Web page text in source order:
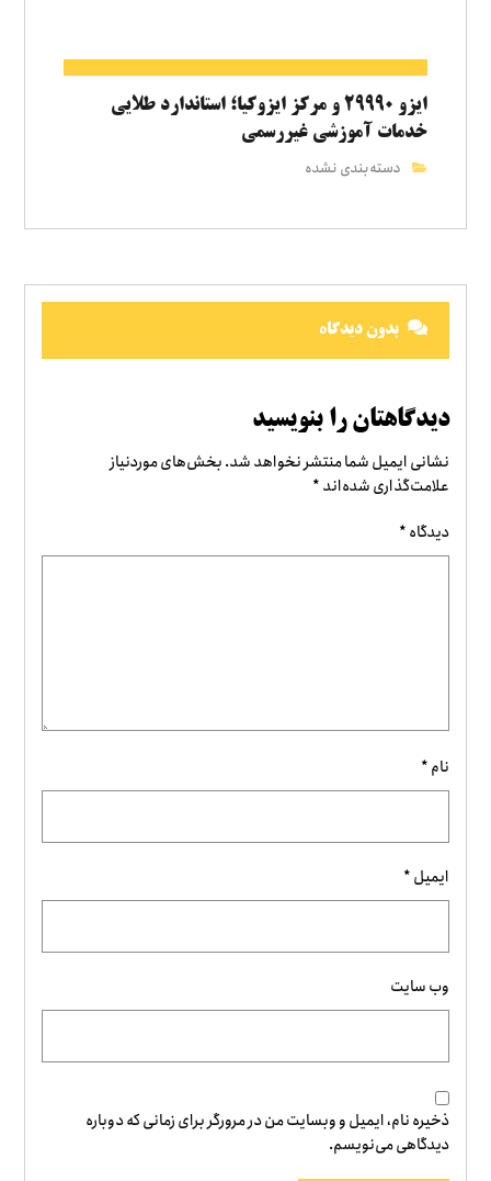
ایزو ۲۹۹۹۰ و مرکز ایزوکیا؛ استاندارد طلایی
خدمات آموزشی غیررسمی
دسته‌بندی نشده
بدون دیدگاه
دیدگاهتان را بنویسید
نشانی ایمیل شما منتشر نخواهد شد.بخش‌های موردنیاز
علامت‌گذاری شده‌اند*
دیدگاه*
نام*
ایمیل*
وب‌ سایت
ذخیره نام، ایمیل و وبسایت من در مرورگر برای زمانی که دوباره
دیدگاهی می‌نویسم.